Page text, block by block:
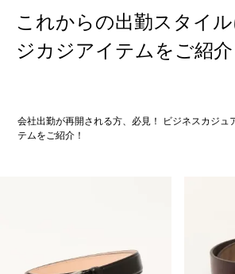
これからの出勤スタイ
ジカジアイテムをご紹介
会社出勤が再開される方、必見！ ビジネスカジュ
テムをご紹介！